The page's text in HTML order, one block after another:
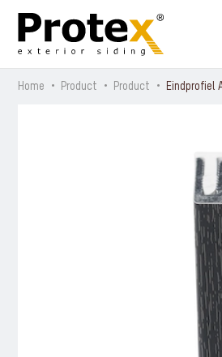
Home Product Product Eindprofiel